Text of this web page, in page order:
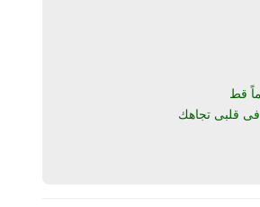
قط
فى قلبى تجاهك